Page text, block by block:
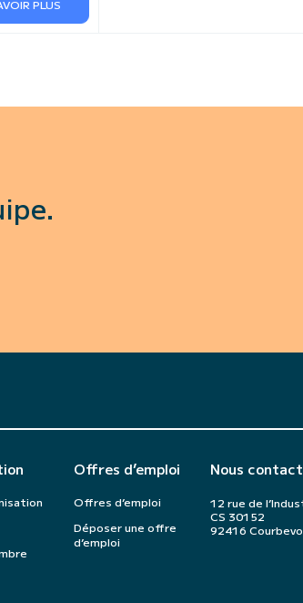
PLUS
Offres d’emploi
Offres d’emploi
Déposer une offre
d’emploi
Nous
12 rue de
CS 30152
92416